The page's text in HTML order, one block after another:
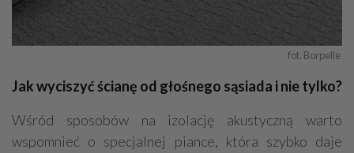
fot. Borpelle
Jak wyciszyć ścianę od głośnego sąsiada i nie tylko?
Wśród sposobów na izolację akustyczną warto
wspomnieć o specjalnej piance, która szybko daje